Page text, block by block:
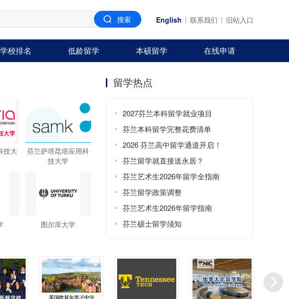
English 联系我们 旧站入口
学校排名 低龄留学 本硕留学 在线申请
技大
芬兰萨塔昆塔应用科
技大学
图尔库大学
留学热点
2027芬兰本科留学就业项目
芬兰本科留学完整花费清单
2026 芬兰高中留学通道开启！
芬兰留学就直接送永居？
芬兰艺术生2026年留学全指南
芬兰留学政策调整
芬兰艺术生2026年留学指南
芬兰硕士留学须知